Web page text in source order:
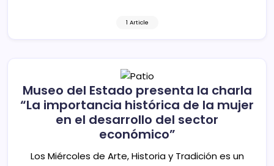
1 Article
Museo del Estado presenta la charla
“La importancia histórica de la mujer
en el desarrollo del sector
económico”
Los Miércoles de Arte, Historia y Tradición es un